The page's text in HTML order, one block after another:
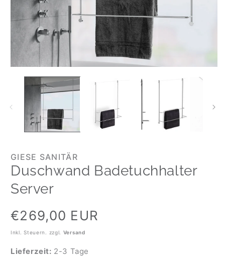
GIESE SANITÄR
Duschwand Badetuchhalter
Server
Normaler
Preis
€269,00 EUR
Inkl. Steuern. zzgl. Versand
Lieferzeit: 2-3 Tage